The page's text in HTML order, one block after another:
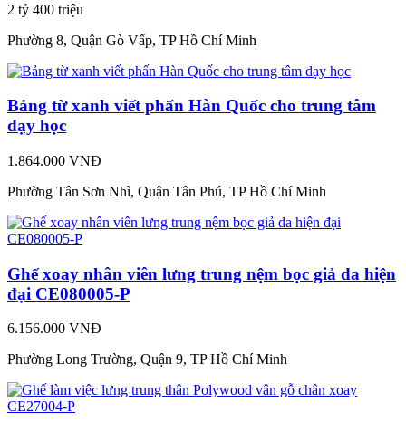
2 tỷ 400 triệu
Phường 8, Quận Gò Vấp, TP Hồ Chí Minh
Bảng từ xanh viết phấn Hàn Quốc cho trung tâm
dạy học
1.864.000 VNĐ
Phường Tân Sơn Nhì, Quận Tân Phú, TP Hồ Chí Minh
Ghế xoay nhân viên lưng trung nệm bọc giả da hiện
đại CE080005-P
6.156.000 VNĐ
Phường Long Trường, Quận 9, TP Hồ Chí Minh